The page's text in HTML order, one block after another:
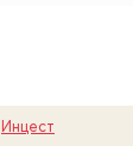
Инцест